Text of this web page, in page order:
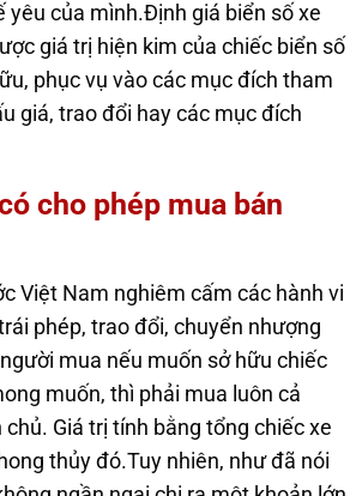
yêu của mình.Định giá biển số xe
giá trị hiện kim của chiếc biển số
phục vụ vào các mục đích tham
giá, trao đổi hay các mục đích
cho phép mua bán
Việt Nam nghiêm cấm các hành vi
phép, trao đổi, chuyển nhượng
mua nếu muốn sở hữu chiếc
muốn, thì phải mua luôn cả
Giá trị tính bằng tổng chiếc xe
thủy đó.Tuy nhiên, như đã nói